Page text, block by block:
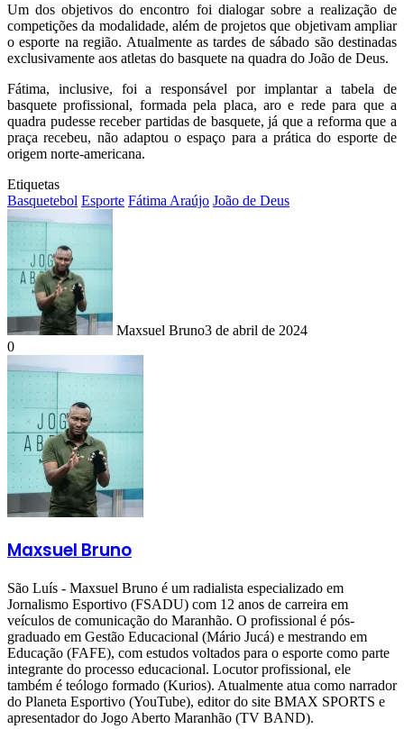
Um dos objetivos do encontro foi dialogar sobre a realização de
competições da modalidade, além de projetos que objetivam ampliar
o esporte na região. Atualmente as tardes de sábado são destinadas
exclusivamente aos atletas do basquete na quadra do João de Deus.
Fátima, inclusive, foi a responsável por implantar a tabela de
basquete profissional, formada pela placa, aro e rede para que a
quadra pudesse receber partidas de basquete, já que a reforma que a
praça recebeu, não adaptou o espaço para a prática do esporte de
origem norte-americana.
Etiquetas
Basquetebol Esporte Fátima Araújo João de Deus
Maxsuel Bruno3 de abril de 2024
0
Maxsuel Bruno
São Luís - Maxsuel Bruno é um radialista especializado em
Jornalismo Esportivo (FSADU) com 12 anos de carreira em
veículos de comunicação do Maranhão. O profissional é pós-
graduado em Gestão Educacional (Mário Jucá) e mestrando em
Educação (FAFE), com estudos voltados para o esporte como parte
integrante do processo educacional. Locutor profissional, ele
também é teólogo formado (Kurios). Atualmente atua como narrador
do Planeta Esportivo (YouTube), editor do site BMAX SPORTS e
apresentador do Jogo Aberto Maranhão (TV BAND).